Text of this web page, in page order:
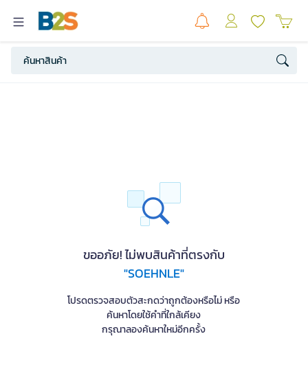
ขออภัย! ไม่พบสินค้าที่ตรงกับ
"SOEHNLE"
โปรดตรวจสอบตัวสะกดว่าถูกต้องหรือไม่ หรือ
ค้นหาโดยใช้คำที่ใกล้เคียง
กรุณาลองค้นหาใหม่อีกครั้ง